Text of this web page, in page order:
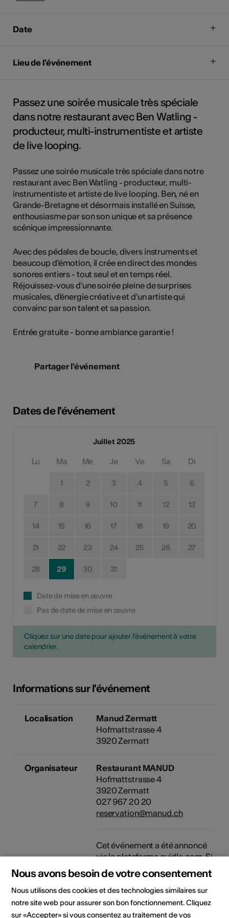
Date
Lieu de l'événement
Passez une soirée musicale très spéciale
dans notre restaurant avec Ben Watling -
producteur, multi-instrumentiste et artiste
de live looping.
Passez une soirée musicale très spéciale dans notre
restaurant avec Ben Watling - producteur, multi-
instrumentiste et artiste de live looping. Ben, né en
Grande-Bretagne et désormais installé en Suisse,
enthousiasme par son son unique et sa présence
scénique impressionnante.
Avec des pédales de boucle, divers instruments et
beaucoup d'émotion, il crée en direct des mondes
sonores entiers - tout seul et en temps réel.
Réjouissez-vous d'une soirée pleine de surprises
musicales, d'énergie créative et d'un artiste qui
convainc par son talent et sa passion.
Entrée gratuite - bonne ambiance garantie !
Partager l'événement
Dates de l'événement
Juillet 2025
Lu Ma Me Je Ve Sa Di
1 2 3 4 5 6
7 8 9 10 11 12 13
14 15 16 17 18 19 20
21 22 23 24 25 26 27
28 29 30 31
Date de mise en œuvre
Pas de date de mise en œuvre
Cliquez sur une date pour ajouter l'événement à votre
calendrier.
Informations sur l'événement
Localisation
Manud Zermatt
Hofmattstrasse 4
3920 Zermatt
Organisateur
Restaurant MANUD
Hofmattstrasse 4
3920 Zermatt
027 967 20 20
reservation@manud.ch
Cet événement a été annoncé
via la plateformeguidle.com. Si
vous avez des question sur
l'événement, veuillez contacter
l'organisateur ou l'office du
tourisme compétent.
Nous avons besoin de votre consentement
Nous utilisons des cookies et des technologies similaires sur
notre site web pour assurer son bon fonctionnement. Cliquez
sur «Accepter» si vous consentez au traitement de vos